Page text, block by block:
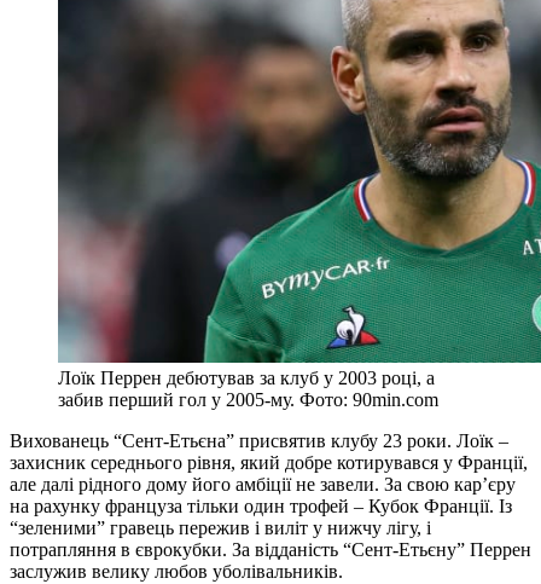
Лоїк Перрен дебютував за клуб у 2003 році, а
забив перший гол у 2005-му. Фото: 90min.com
Вихованець “Сент-Етьєна” присвятив клубу 23 роки. Лоїк –
захисник середнього рівня, який добре котирувався у Франції,
але далі рідного дому його амбіції не завели. За свою кар’єру
на рахунку француза тільки один трофей – Кубок Франції. Із
“зеленими” гравець пережив і виліт у нижчу лігу, і
потрапляння в єврокубки. За відданість “Сент-Етьєну” Перрен
заслужив велику любов уболівальників.